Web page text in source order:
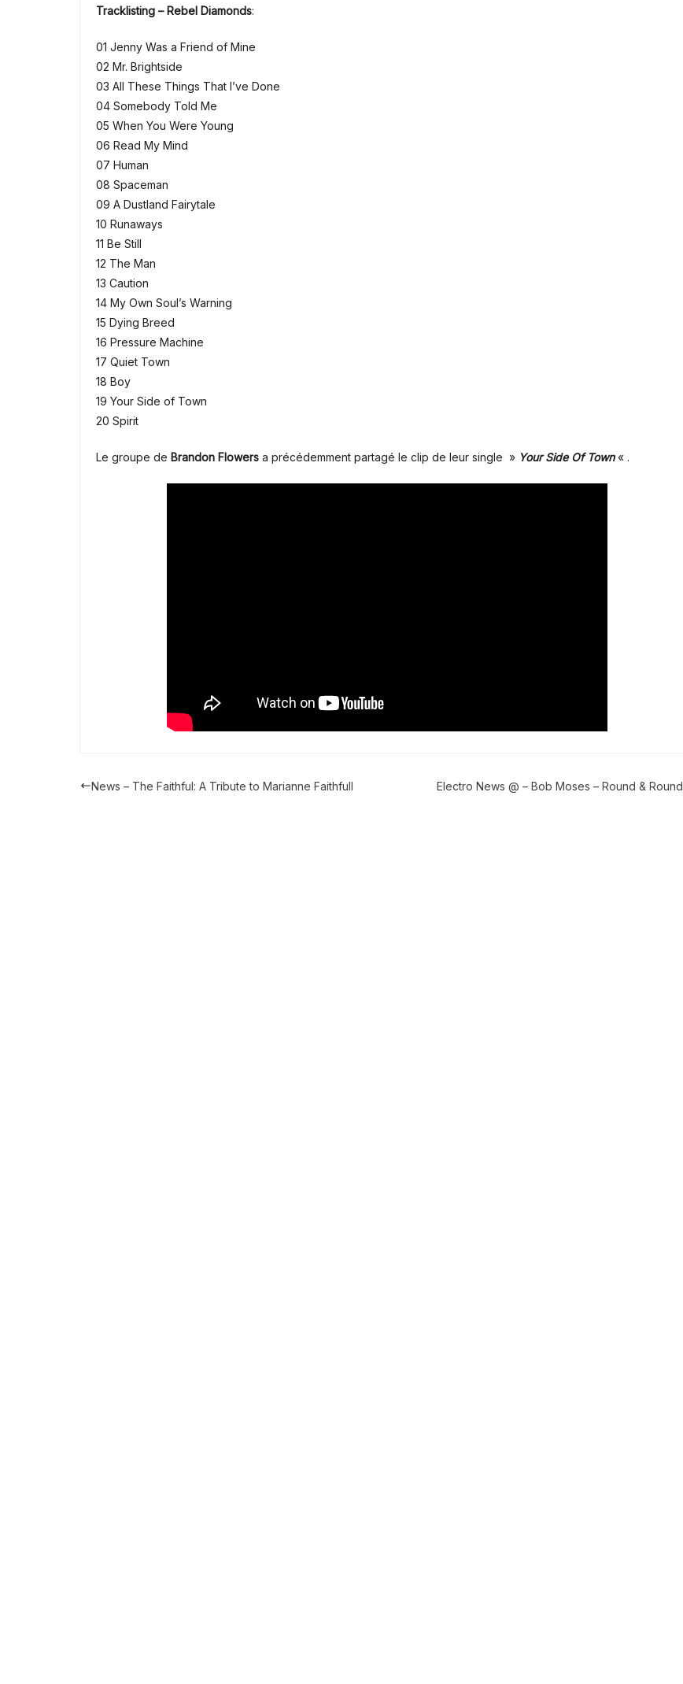
Tracklisting – Rebel Diamonds:
01 Jenny Was a Friend of Mine
02 Mr. Brightside
03 All These Things That I’ve Done
04 Somebody Told Me
05 When You Were Young
06 Read My Mind
07 Human
08 Spaceman
09 A Dustland Fairytale
10 Runaways
11 Be Still
12 The Man
13 Caution
14 My Own Soul’s Warning
15 Dying Breed
16 Pressure Machine
17 Quiet Town
18 Boy
19 Your Side of Town
20 Spirit
Le groupe de Brandon Flowers a précédemment partagé le clip de leur single » Your Side Of Town« .
News – The Faithful: A Tribute to Marianne Faithfull Electro News @ – Bob Moses – Round & Round